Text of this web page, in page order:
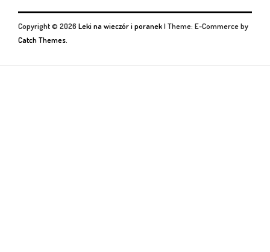
Copyright © 2026 Leki na wieczór i poranek| Theme: E-Commerce by
Catch Themes